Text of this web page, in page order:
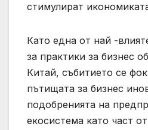
стимулират
Като една от най -
за практики за бизнес
Китай, събитието се
пътищата за бизнес
подобренията на
екосистема като част